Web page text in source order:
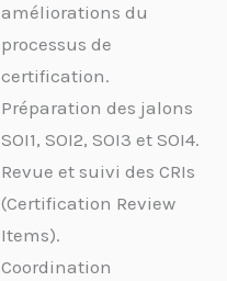
améliorations du
processus de
certification.
Préparation des jalons
SOI1, SOI2, SOI3 et SOI4.
Revue et suivi des CRIs
(Certification Review
Items).
Coordination